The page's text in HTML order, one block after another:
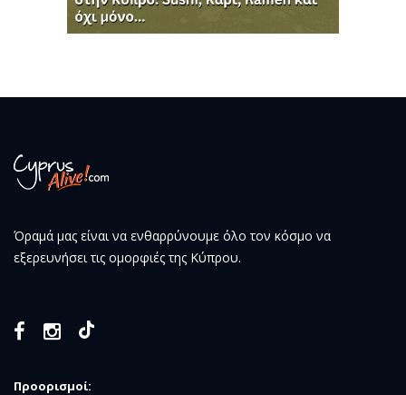
Όραμά μας είναι να ενθαρρύνουμε όλο τον κόσμο να
εξερευνήσει τις ομορφιές της Κύπρου.
Προορισμοί: